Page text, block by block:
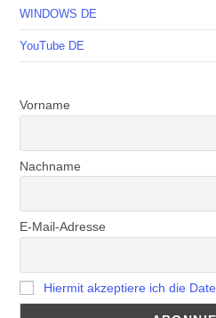
WINDOWS DE
YouTube DE
Vorname
Nachname
E-Mail-Adresse
Hiermit akzeptiere ich die